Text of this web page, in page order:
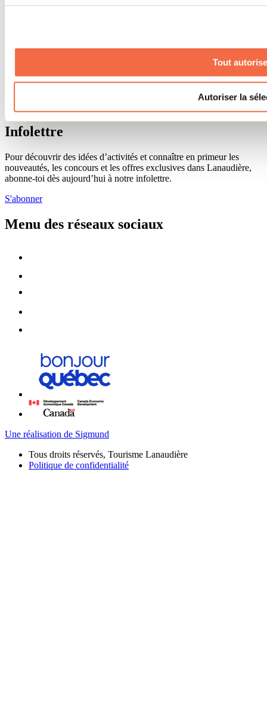
Tout
Autoriser la
Banque de figurants
Municipalités
Infolettre
Pour découvrir des idées d’activités et connaître en primeur les
nouveautés, les concours et les offres exclusives dans Lanaudière,
abonne-toi dès aujourd’hui à notre infolettre.
S'abonner
Menu des réseaux sociaux
Une réalisation de Sigmund
Tous droits réservés, Tourisme Lanaudière
Politique de confidentialité